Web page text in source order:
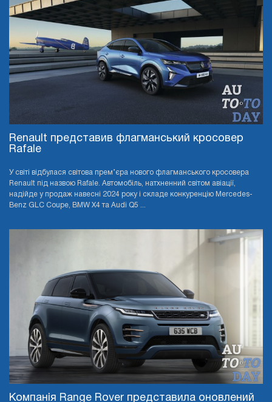
Renault представив флагманський кросовер
Rafale
У світі відбулася світова прем’єра нового флагманського кросовера
Renault під назвою Rafale. Автомобіль, натхненний світом авіації,
надійде у продаж навесні 2024 року і складе конкуренцію Mercedes-
Benz GLC Coupe, BMW X4 та Audi Q5 ...
Компанія Range Rover представила оновлений